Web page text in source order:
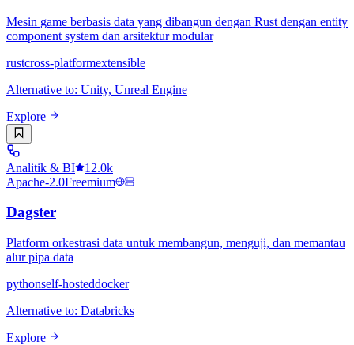
Mesin game berbasis data yang dibangun dengan Rust dengan entity
component system dan arsitektur modular
rustcross-platformextensible
Alternative to: Unity, Unreal Engine
Explore
Analitik & BI
12.0k
Apache-2.0Freemium
Dagster
Platform orkestrasi data untuk membangun, menguji, dan memantau
alur pipa data
pythonself-hosteddocker
Alternative to: Databricks
Explore